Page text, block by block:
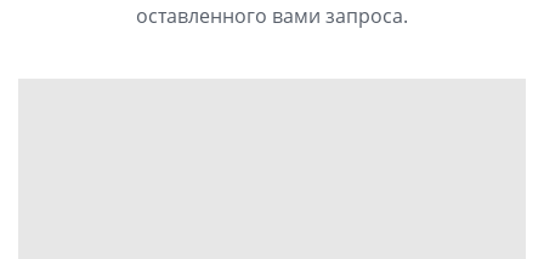
оставленного вами запроса.